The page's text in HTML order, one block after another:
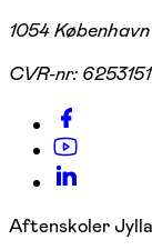
1054
CVR-nr:
Aftenskoler